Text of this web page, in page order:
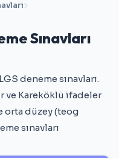
Sınavları
deneme sınavları.
ve Kareköklü ifadeler
orta düzey (teog
sınavları